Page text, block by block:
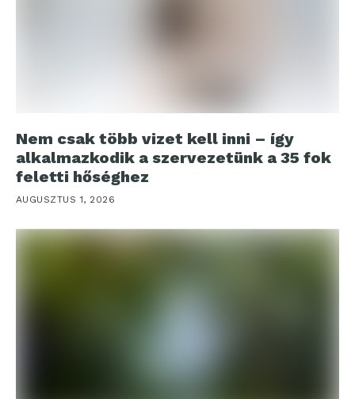
Nem csak több vizet kell inni – így
alkalmazkodik a szervezetünk a 35 fok
feletti hőséghez
AUGUSZTUS 1, 2026